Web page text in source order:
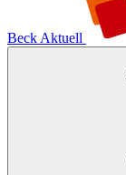
Beck Aktuell